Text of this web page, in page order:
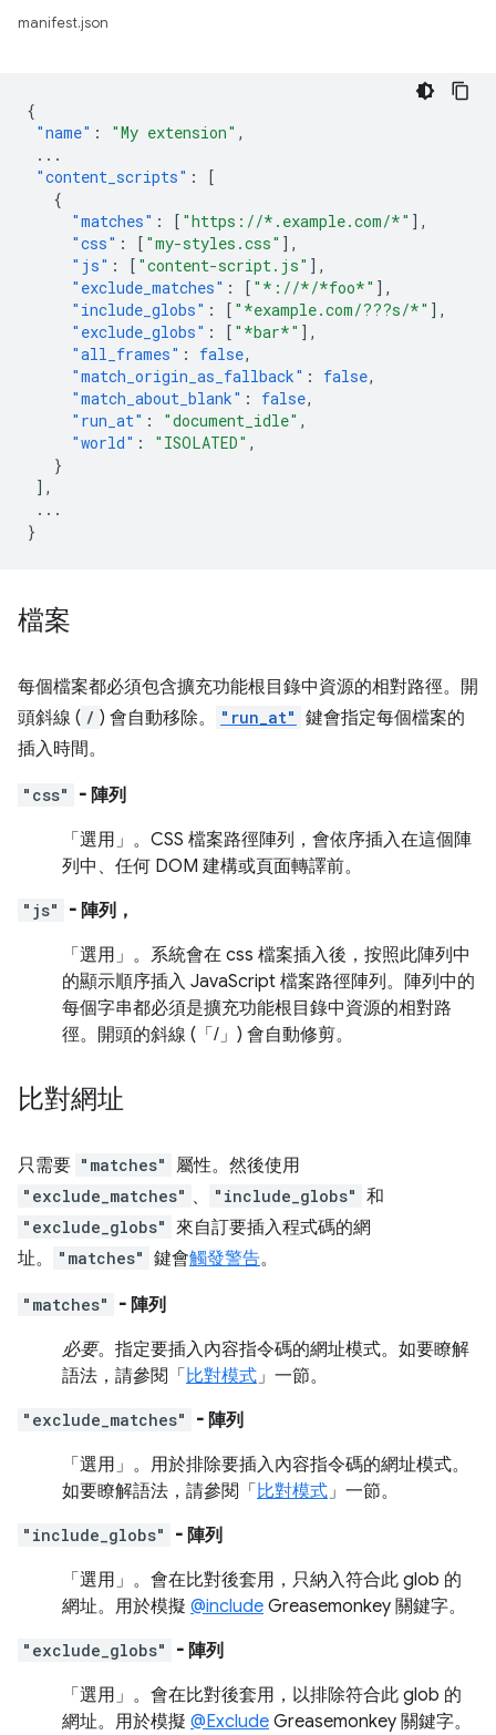
manifest.json
{
"name" : "My extension" ,
...
"content_scripts" :
[
{
"matches" : [ "https://*.example.com/*" ],
"css" : [ "my-styles.css" ],
"js" : [ "content-script.js" ],
"exclude_matches" : [ "*://*/*foo*" ],
"include_globs" : [ "*example.com/???s/*" ],
"exclude_globs" : [ "*bar*" ],
"all_frames" : false,
"match_origin_as_fallback" : false,
"match_about_blank" : false,
"run_at" : "document_idle" ,
"world" : "ISOLATED" ,
}
],
...
}
檔案
每個檔案都必須包含擴充功能根目錄中資源的相對路徑。開
頭斜線 ( / ) 會自動移除。 "run_at" 鍵會指定每個檔案的
插入時間。
"css"
- 陣列
「選用」 。CSS 檔案路徑陣列，會依序插入在這個陣
列中、任何 DOM 建構或頁面轉譯前。
"js"
- 陣列，
「選用」 。系統會在 css 檔案插入後，按照此陣列中
的顯示順序插入 JavaScript 檔案路徑陣列。陣列中的
每個字串都必須是擴充功能根目錄中資源的相對路
徑。開頭的斜線 (「/」) 會自動修剪。
比對網址
只需要 "matches" 屬性。然後使用
"exclude_matches" 、 "include_globs" 和
"exclude_globs" 來自訂要插入程式碼的網
址。
"matches" 鍵會觸發警告。
"matches"
- 陣列
必要。指定要插入內容指令碼的網址模式。如要瞭解
語法，請參閱「 比對模式」一節。
"exclude_matches"
- 陣列
「選用」 。用於排除要插入內容指令碼的網址模式。
如要瞭解語法，請參閱「 比對模式」一節。
"include_globs"
- 陣列
「選用」 。會在比對後套用，只納入符合此 glob 的
網址。用於模擬 @include Greasemonkey 關鍵字。
"exclude_globs"
- 陣列
「選用」 。會在比對後套用，以排除符合此 glob 的
網址。用於模擬 @Exclude Greasemonkey 關鍵字。